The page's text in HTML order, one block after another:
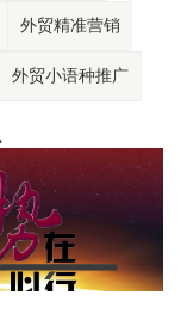
外贸精准营销
外贸小语种推广